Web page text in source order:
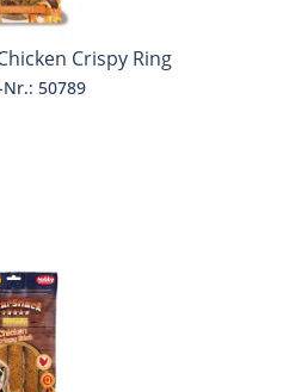
Crispy Ring
50789